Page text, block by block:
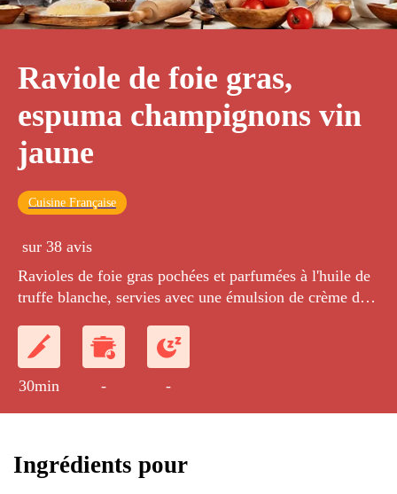
Raviole de foie gras,
espuma champignons vin
jaune
Cuisine Française
sur 38 avis
Ravioles de foie gras pochées et parfumées à l'huile de
truffe blanche, servies avec une émulsion de crème de
30min - -
Ingrédients pour